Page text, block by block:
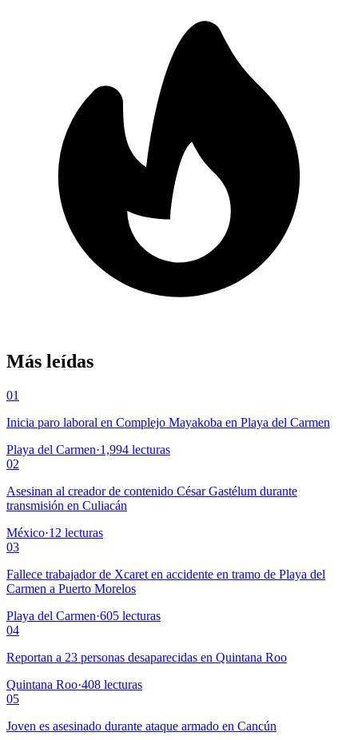
Más leídas
01
Inicia paro laboral en Complejo Mayakoba en Playa del Carmen
Playa del Carmen·1,994 lecturas
02
Asesinan al creador de contenido César Gastélum durante
transmisión en Culiacán
México·12 lecturas
03
Fallece trabajador de Xcaret en accidente en tramo de Playa del
Carmen a Puerto Morelos
Playa del Carmen·605 lecturas
04
Reportan a 23 personas desaparecidas en Quintana Roo
Quintana Roo·408 lecturas
05
Joven es asesinado durante ataque armado en Cancún